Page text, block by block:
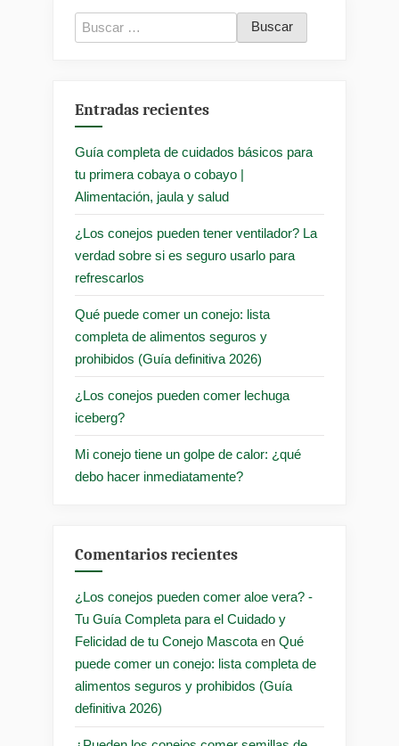
Buscar:
Entradas recientes
Guía completa de cuidados básicos para
tu primera cobaya o cobayo |
Alimentación, jaula y salud
¿Los conejos pueden tener ventilador? La
verdad sobre si es seguro usarlo para
refrescarlos
Qué puede comer un conejo: lista
completa de alimentos seguros y
prohibidos (Guía definitiva 2026)
¿Los conejos pueden comer lechuga
iceberg?
Mi conejo tiene un golpe de calor: ¿qué
debo hacer inmediatamente?
Comentarios recientes
¿Los conejos pueden comer aloe vera? -
Tu Guía Completa para el Cuidado y
Felicidad de tu Conejo Mascota en Qué
puede comer un conejo: lista completa de
alimentos seguros y prohibidos (Guía
definitiva 2026)